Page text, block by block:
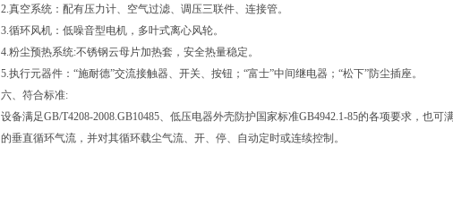
2.真空系统：配有压力计、空气过滤、调压三联件、连接管。
3.循环风机：低噪音型电机，多叶式离心风轮。
4.粉尘预热系统:不锈钢云母片加热套，安全热量稳定。
5.执行元器件：“施耐德”交流接触器、开关、按钮；“富士”中间继电器；“松下”防尘插座。
六、符合标准:
设备满足GB/T4208-2008.GB10485、低压电器外壳防护国家标准GB4942.1-85的各项要求，也
的垂直循环气流，并对其循环载尘气流、开、停、自动定时或连续控制。